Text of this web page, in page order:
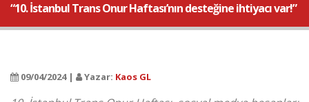
“10. İstanbul Trans Onur Haftası’nın desteğine ihtiyacı var!”
09/04/2024 | Yazar: Kaos GL